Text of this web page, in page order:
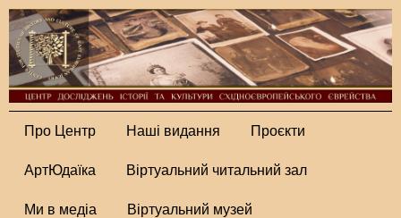
Про Центр Наші видання Проєкти
АртЮдаїка Віртуальний читальний зал
Ми в медіа Віртуальний музей